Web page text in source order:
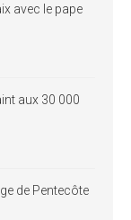
avec le pape
aux 30 000
de Pentecôte